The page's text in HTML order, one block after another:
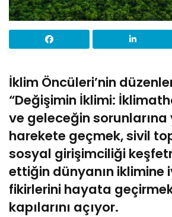
İklim Öncüleri’nin
“Değişimin İklimi:
ve geleceğin sorunlarına
harekete geçmek, sivil
sosyal girişimciliği
ettiğin dünyanın iklimine
fikirlerini hayata
kapılarını açıyor.